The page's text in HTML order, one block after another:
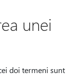
unei
doi termeni sunt